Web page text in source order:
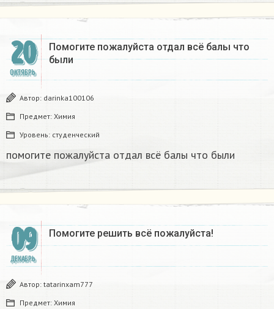
20
ОКТЯБРЬ
Помогите пожалуйста​ отдал всё балы что
были
Автор: darinka100106
Предмет: Химия
Уровень: студенческий
помогите пожалуйста​ отдал всё балы что были
09
ДЕКАБРЬ
Помогите решить всё пожалуйста!
Автор: tatarinxam777
Предмет: Химия